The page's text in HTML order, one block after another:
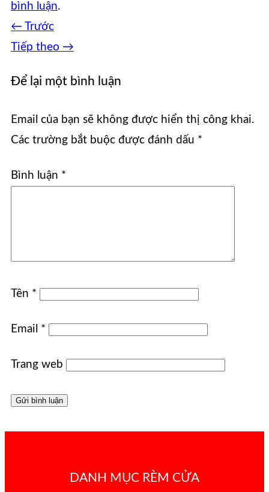
bình luận.
← Trước
Tiếp theo →
Để lại một bình luận
Email của bạn sẽ không được hiển thị công khai.
Các trường bắt buộc được đánh dấu *
Bình luận *
Tên *
Email *
Trang web
DANH MỤC RÈM CỬA